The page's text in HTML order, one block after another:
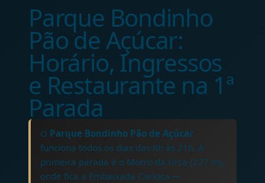
Parque Bondinho
Pão de Açúcar:
Horário, Ingressos
e Restaurante na 1ª
Parada
O Parque Bondinho Pão de Açúcar
funciona todos os dias das 8h às 21h. A
primeira parada é o Morro da Urca (227 m),
onde fica a Embaixada Carioca —